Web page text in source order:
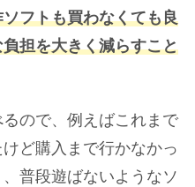
フトも買わなくても良
担を大きく減らすこと
ので、例えばこれまで
ど購入まで行かなかっ
普段遊ばないようなソ